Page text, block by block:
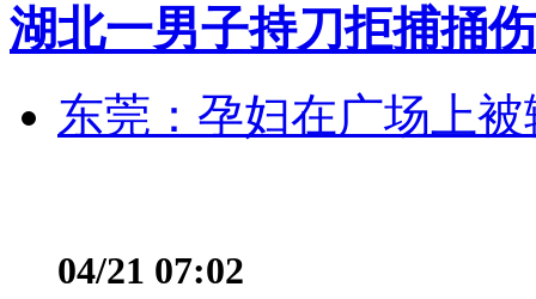
湖北一男子持刀拒捕捅
东莞：孕妇在广场上
04/21 07:02